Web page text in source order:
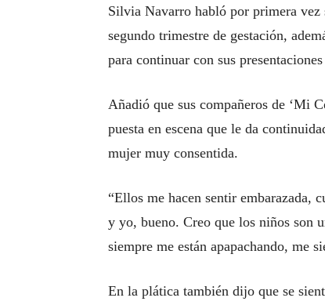
Silvia Navarro habló por primera vez
segundo trimestre de gestación,
para continuar con sus
Añadió que sus compañeros de ‘Mi
puesta en escena que le da
mujer muy consentida.
“Ellos me hacen sentir embarazada,
y yo, bueno. Creo que los niños son
siempre me están apapachando, me
En la plática también dijo que se